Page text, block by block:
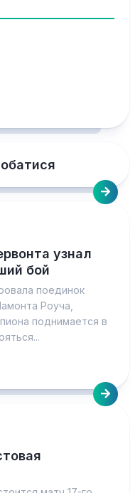
узнал
бой
поединок
Роуча,
поднимается в